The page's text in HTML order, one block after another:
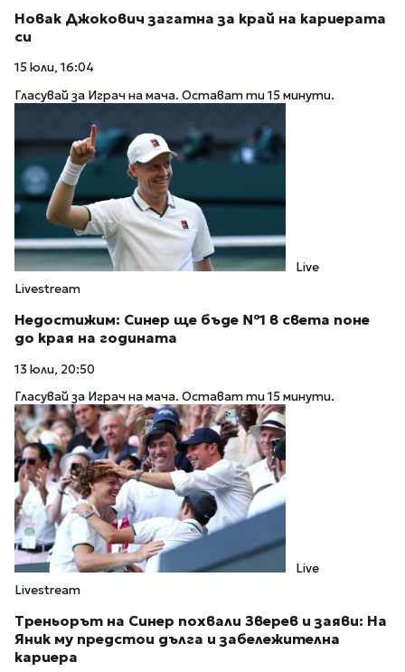
Новак Джокович загатна за край на кариерата
си
15 юли, 16:04
Гласувай за Играч на мача. Остават ти 15 минути.
Live
Livestream
Недостижим: Синер ще бъде №1 в света поне
до края на годината
13 юли, 20:50
Гласувай за Играч на мача. Остават ти 15 минути.
Live
Livestream
Треньорът на Синер похвали Зверев и заяви: На
Яник му предстои дълга и забележителна
кариера